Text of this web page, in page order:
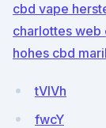
cbd vape
charlottes web
hohes cbd
tVlVh
fwcY